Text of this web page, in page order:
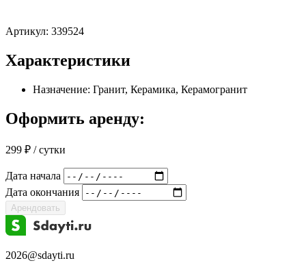
Артикул: 339524
Характеристики
Назначение: Гранит, Керамика, Керамогранит
Оформить аренду:
299 ₽ / сутки
Дата начала
Дата окончания
Арендовать
2026@sdayti.ru